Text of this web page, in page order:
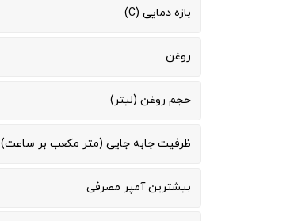
بازه دمایی (C)
روغن
حجم روغن (لیتر)
ظرفیت جابه جایی (متر مکعب بر ساعت)
بیشترین آمپر مصرفی